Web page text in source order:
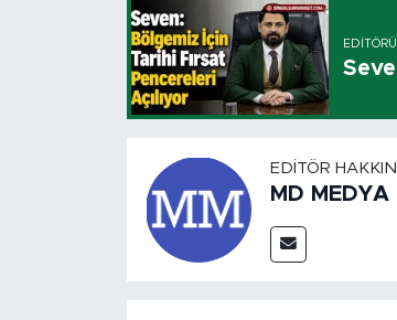
EDITÖR
MD MEDYA